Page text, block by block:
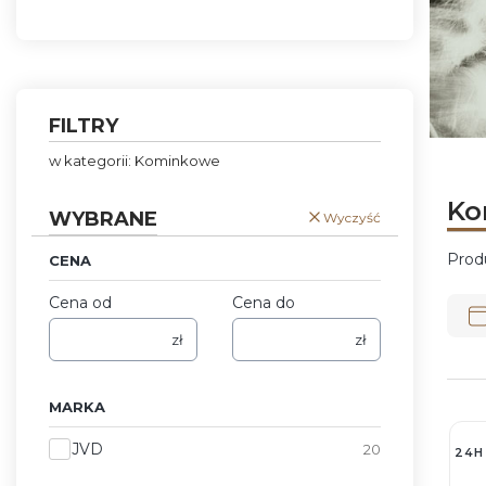
FILTRY
w kategorii: Kominkowe
WYBRANE Wyczyść
CENA
Cena od
zł
Cena do
zł
MARKA
Marka
JVD 20 24H